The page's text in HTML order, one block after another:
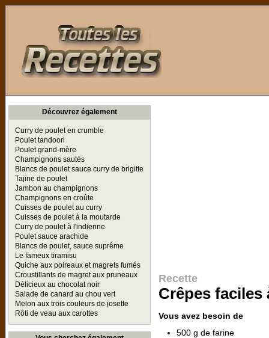
Découvrez également
Curry de poulet en crumble
Poulet tandoori
Poulet grand-mère
Champignons sautés
Blancs de poulet sauce curry de brigitte
Tajine de poulet
Jambon au champignons
Champignons en croûte
Cuisses de poulet au curry
Cuisses de poulet à la moutarde
Curry de poulet à l'indienne
Poulet sauce arachide
Blancs de poulet, sauce suprême
Le fameux tiramisu
Quiche aux poireaux et magrets fumés
Croustillants de magret aux pruneaux
Délicieux au chocolat noir
Salade de canard au chou vert
Melon aux trois couleurs de josette
Rôti de veau aux carottes
Recette
Crêpes faciles
Vous avez besoin de
500 g de farine